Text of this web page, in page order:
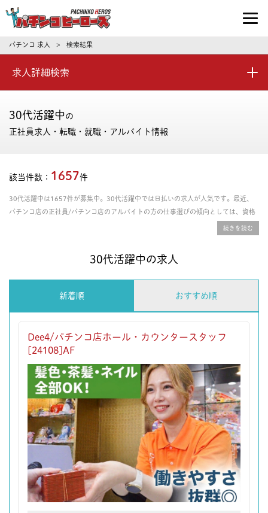
パチンコ求人・転職ならパチンコヒーロ
パチンコ 求人 > 検索結果
求人詳細検索
30代活躍中の
正社員求人・転職・就職・アルバイト情報
該当件数： 1657件
30代活躍中は1657件が募集中。30代活躍中では日払いの求人が人気です。最近、
パチンコ店の正社員/パチンコ店のアルバイトの方の仕事選びの傾向としては、資格
取得支援あり、年間休日の多さ、残業時間の少なさを重視される方が多いです。給料
30代活躍中の求人
新着順 おすすめ順
Dee4/パチンコ店ホール・カウンタースタッフ
[24108]AF